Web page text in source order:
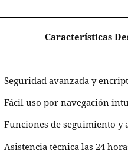
Características
Seguridad avanzada y
Fácil uso por navegación
Funciones de seguimiento y
Asistencia técnica las 24